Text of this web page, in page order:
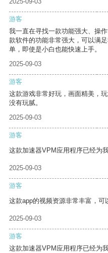
游客
我一直在寻找一款功能强大、操
款软件的功能非常强大，可以满
单，即使是小白也能快速上手。
2025-09-03
游客
这款游戏非常好玩，画面精美，
没有玩腻。
2025-09-03
游客
这款加速器VPM应用程序已经为
2025-09-03
游客
这款app的视频资源非常丰富，可
2025-09-03
游客
这款加速器VPM应用程序已经为